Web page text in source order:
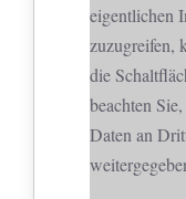
eigentlichen
zuzugreifen,
die
beachten
Daten an